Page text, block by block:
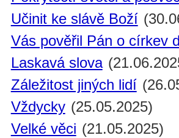
Učinit ke slávě Boží
Vás pověřil Pán o církev
Laskavá slova
Záležitost jiných lidí
Vždycky (25.05.2025)
Velké věci (21.05.2025)